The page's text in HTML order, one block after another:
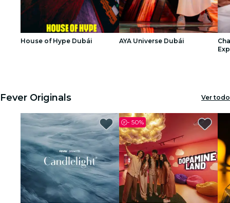
House of Hype Dubái AYA Universe Dubái
Fever Originals Ver todo
- 50%